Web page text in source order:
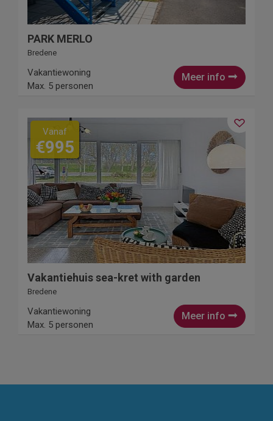
PARK MERLO
Bredene
Meer info
Vakantiewoning
Max. 5 personen
Vanaf
€995
Vakantiehuis sea-kret with garden
Bredene
Meer info
Vakantiewoning
Max. 5 personen